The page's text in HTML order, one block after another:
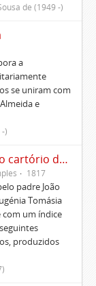
de (1949 -)
a
se uniram com
e
)
Índice geral e alfabético do cartório da Casa de Ficalho
1817
padre João
Tomásia
com um índice
produzidos